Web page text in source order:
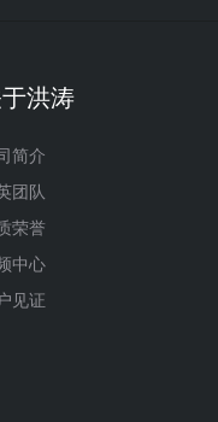
洪涛
简介
团队
荣誉
中心
见证